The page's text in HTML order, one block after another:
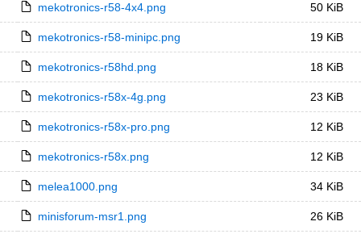
mekotronics-r58-4x4.png 50 KiB
mekotronics-r58-minipc.png 19 KiB
mekotronics-r58hd.png 18 KiB
mekotronics-r58x-4g.png 23 KiB
mekotronics-r58x-pro.png 12 KiB
mekotronics-r58x.png 12 KiB
melea1000.png 34 KiB
minisforum-msr1.png 26 KiB